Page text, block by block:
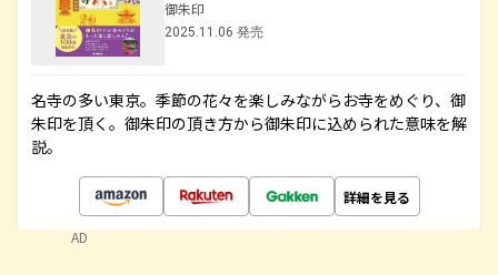
御朱印
2025.11.06 発売
名寺の多い東京。季節の花々を楽しみながらお寺をめぐり、御
朱印を頂く。御朱印の頂き方から御朱印に込められた意味を解
説。
詳細を見る
AD